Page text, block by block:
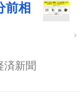
前相
済新聞